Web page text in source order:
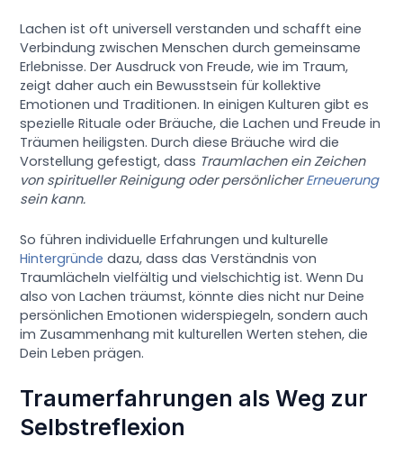
Lachen ist oft universell verstanden und schafft eine
Verbindung zwischen Menschen durch gemeinsame
Erlebnisse. Der Ausdruck von Freude, wie im Traum,
zeigt daher auch ein Bewusstsein für kollektive
Emotionen und Traditionen. In einigen Kulturen gibt es
spezielle Rituale oder Bräuche, die Lachen und Freude in
Träumen heiligsten. Durch diese Bräuche wird die
Vorstellung gefestigt, dass Traumlachen ein Zeichen
von spiritueller Reinigung oder persönlicherErneuerung
sein kann.
So führen individuelle Erfahrungen und kulturelle
Hintergründe dazu, dass das Verständnis von
Traumlächeln vielfältig und vielschichtig ist. Wenn Du
also von Lachen träumst, könnte dies nicht nur Deine
persönlichen Emotionen widerspiegeln, sondern auch
im Zusammenhang mit kulturellen Werten stehen, die
Dein Leben prägen.
Traumerfahrungen als Weg zur
Selbstreflexion